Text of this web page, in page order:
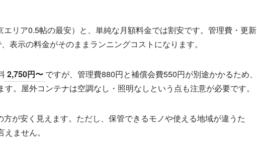
エリア0.5帖の最安）と、単純な月額料金では割安です。管理費・更新
表示の料金がそのままランニングコストになります。
2,750円〜 ですが、管理費880円と補償会費550円が別途かかるため、
す。屋外コンテナは空調なし・照明なしという点も注意が必要です。
が安く見えます。ただし、保管できるモノや使える地域が違うた
ません。